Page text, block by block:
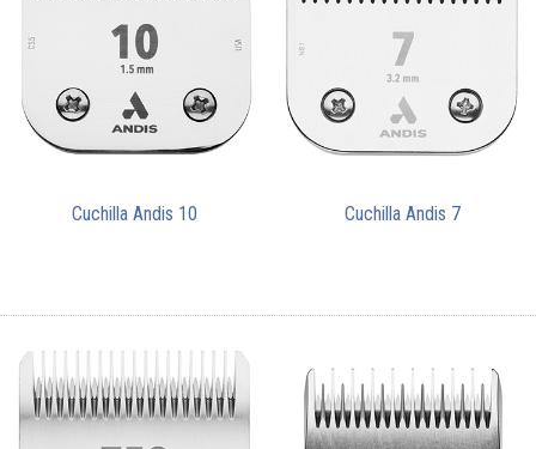
Cuchilla Andis 10 Cuchilla Andis 7